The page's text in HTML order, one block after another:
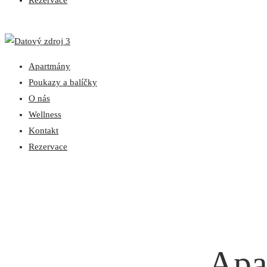
Apartmány
Poukazy a balíčky
O nás
Wellness
Kontakt
Rezervace